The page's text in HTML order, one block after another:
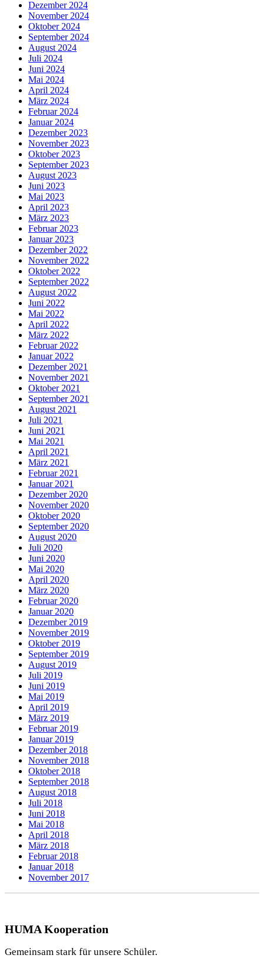
Dezember 2024
November 2024
Oktober 2024
September 2024
August 2024
Juli 2024
Juni 2024
Mai 2024
April 2024
März 2024
Februar 2024
Januar 2024
Dezember 2023
November 2023
Oktober 2023
September 2023
August 2023
Juni 2023
Mai 2023
April 2023
März 2023
Februar 2023
Januar 2023
Dezember 2022
November 2022
Oktober 2022
September 2022
August 2022
Juni 2022
Mai 2022
April 2022
März 2022
Februar 2022
Januar 2022
Dezember 2021
November 2021
Oktober 2021
September 2021
August 2021
Juli 2021
Juni 2021
Mai 2021
April 2021
März 2021
Februar 2021
Januar 2021
Dezember 2020
November 2020
Oktober 2020
September 2020
August 2020
Juli 2020
Juni 2020
Mai 2020
April 2020
März 2020
Februar 2020
Januar 2020
Dezember 2019
November 2019
Oktober 2019
September 2019
August 2019
Juli 2019
Juni 2019
Mai 2019
April 2019
März 2019
Februar 2019
Januar 2019
Dezember 2018
November 2018
Oktober 2018
September 2018
August 2018
Juli 2018
Juni 2018
Mai 2018
April 2018
März 2018
Februar 2018
Januar 2018
November 2017
HUMA Kooperation
Gemeinsam stark für unsere Schüler.